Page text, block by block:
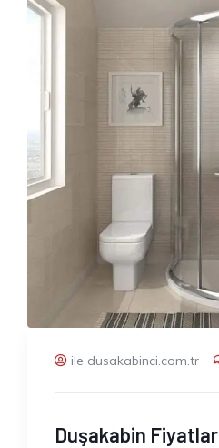
ile dusakabinci.com.tr
Duşakabin